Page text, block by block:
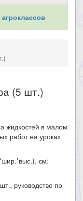
(5 шт.)
жидкостей в малом
работ на уроках
см:
руководство по